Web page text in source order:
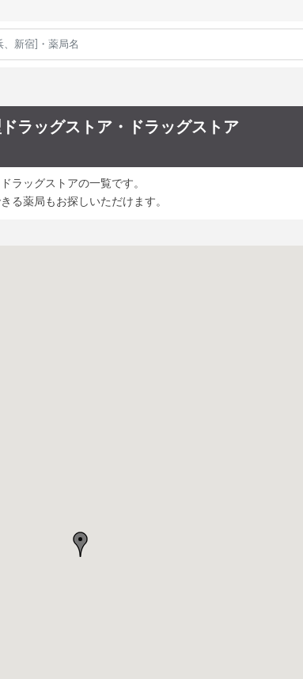
ラッグストア・ドラッグストア
ラッグストアの一覧です。
る薬局もお探しいただけます。